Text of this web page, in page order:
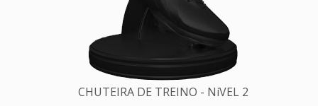
CHUTEIRA DE TREINO - NíVEL 2